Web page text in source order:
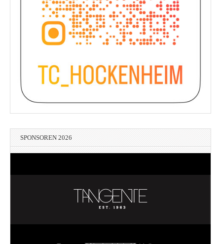
SPONSOREN 2026